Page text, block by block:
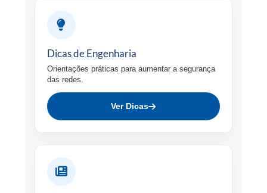
Dicas de Engenharia
Orientações práticas para aumentar a segurança
das redes.
Ver Dicas